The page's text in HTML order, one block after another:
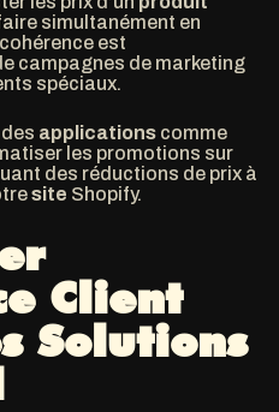
simultanément en
est
campagnes de marketing
spéciaux.
applications comme
les promotions sur
des réductions de prix à
site Shopify.
Client
Solutions